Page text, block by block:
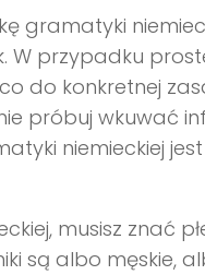
gramatyki
W przypadku
do konkretnej
próbuj wkuwać
niemieckiej
musisz znać
są albo męskie,